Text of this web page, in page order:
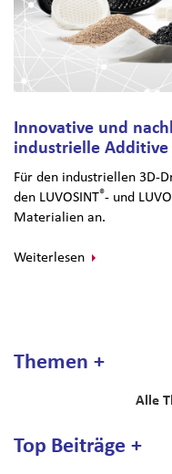
Innovative und
industrielle Additive
Für den industriellen 3D-
den LUVOSINT®- und
Materialien an.
Weiterlesen
Themen
Alle
Top Beiträge